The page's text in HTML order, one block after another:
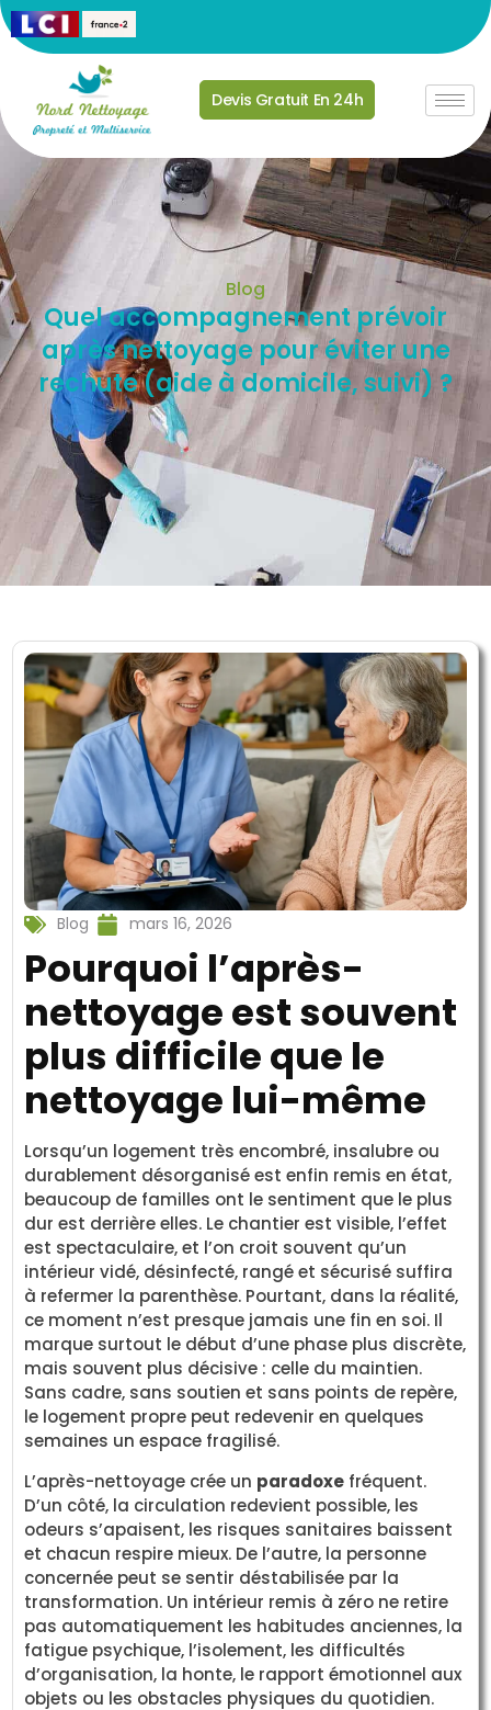
Devis Gratuit En 24h
Blog
Quel accompagnement prévoir
après nettoyage pour éviter une
rechute (aide à domicile, suivi) ?
Blog mars 16, 2026
Pourquoi l’après-
nettoyage est souvent
plus difficile que le
nettoyage lui-même
Lorsqu’un logement très encombré, insalubre ou
durablement désorganisé est enfin remis en état,
beaucoup de familles ont le sentiment que le plus
dur est derrière elles. Le chantier est visible, l’effet
est spectaculaire, et l’on croit souvent qu’un
intérieur vidé, désinfecté, rangé et sécurisé suffira
à refermer la parenthèse. Pourtant, dans la réalité,
ce moment n’est presque jamais une fin en soi. Il
marque surtout le début d’une phase plus discrète,
mais souvent plus décisive : celle du maintien.
Sans cadre, sans soutien et sans points de repère,
le logement propre peut redevenir en quelques
semaines un espace fragilisé.
L’après-nettoyage crée un paradoxe fréquent.
D’un côté, la circulation redevient possible, les
odeurs s’apaisent, les risques sanitaires baissent
et chacun respire mieux. De l’autre, la personne
concernée peut se sentir déstabilisée par la
transformation. Un intérieur remis à zéro ne retire
pas automatiquement les habitudes anciennes, la
fatigue psychique, l’isolement, les difficultés
d’organisation, la honte, le rapport émotionnel aux
objets ou les obstacles physiques du quotidien.